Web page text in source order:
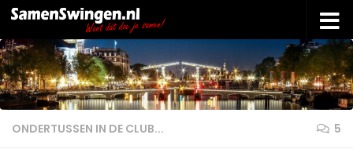
Doorgaan naar inhoud
ONDERTUSSEN IN DE CLUB... 5